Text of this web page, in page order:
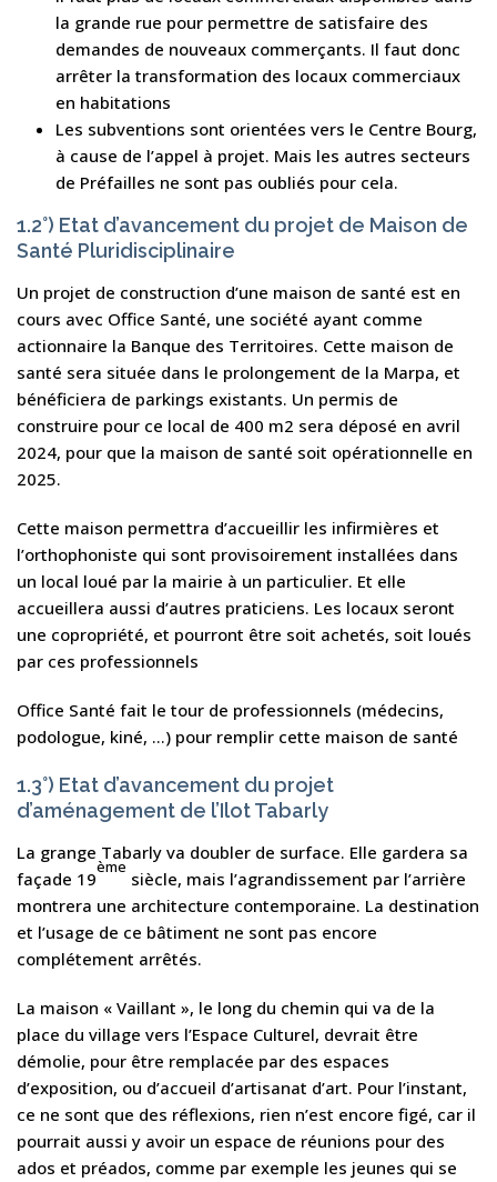
la grande rue pour permettre de satisfaire des
demandes de nouveaux commerçants. Il faut donc
arrêter la transformation des locaux commerciaux
en habitations
Les subventions sont orientées vers le Centre Bourg,
à cause de l’appel à projet. Mais les autres secteurs
de Préfailles ne sont pas oubliés pour cela.
1.2°) Etat d’avancement du projet de Maison de
Santé Pluridisciplinaire
Un projet de construction d’une maison de santé est en
cours avec Office Santé, une société ayant comme
actionnaire la Banque des Territoires. Cette maison de
santé sera située dans le prolongement de la Marpa, et
bénéficiera de parkings existants. Un permis de
construire pour ce local de 400 m2 sera déposé en avril
2024, pour que la maison de santé soit opérationnelle en
2025.
Cette maison permettra d’accueillir les infirmières et
l’orthophoniste qui sont provisoirement installées dans
un local loué par la mairie à un particulier. Et elle
accueillera aussi d’autres praticiens. Les locaux seront
une copropriété, et pourront être soit achetés, soit loués
par ces professionnels
Office Santé fait le tour de professionnels (médecins,
podologue, kiné, …) pour remplir cette maison de santé
1.3°) Etat d’avancement du projet
d’aménagement de l’Ilot Tabarly
La grange Tabarly va doubler de surface. Elle gardera sa
façade 19
ème
siècle, mais l’agrandissement par l’arrière
montrera une architecture contemporaine. La destination
et l’usage de ce bâtiment ne sont pas encore
complétement arrêtés.
La maison « Vaillant », le long du chemin qui va de la
place du village vers l’Espace Culturel, devrait être
démolie, pour être remplacée par des espaces
d’exposition, ou d’accueil d’artisanat d’art. Pour l’instant,
ce ne sont que des réflexions, rien n’est encore figé, car il
pourrait aussi y avoir un espace de réunions pour des
ados et préados, comme par exemple les jeunes qui se